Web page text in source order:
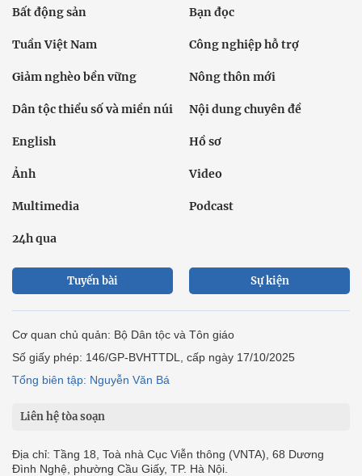
Bất động sản Bạn đọc
Tuần Việt Nam Công nghiệp hỗ trợ
Giảm nghèo bền vững Nông thôn mới
Dân tộc thiểu số và miền núi Nội dung chuyên đề
English Hồ sơ
Ảnh Video
Multimedia Podcast
24h qua
Tuyến bài Sự kiện
Cơ quan chủ quản: Bộ Dân tộc và Tôn giáo
Số giấy phép: 146/GP-BVHTTDL, cấp ngày 17/10/2025
Tổng biên tập: Nguyễn Văn Bá
Liên hệ tòa soạn
Địa chỉ: Tầng 18, Toà nhà Cục Viễn thông (VNTA), 68 Dương
Đình Nghệ, phường Cầu Giấy, TP. Hà Nội.